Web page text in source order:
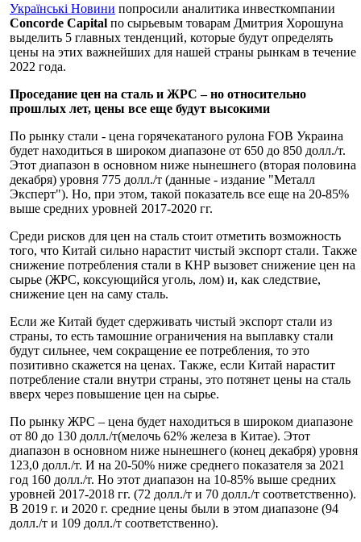
Українські Новини попросили аналитика инвесткомпании
Concorde Capital по сырьевым товарам Дмитрия Хорошуна
выделить 5 главных тенденций, которые будут определять
цены на этих важнейших для нашей страны рынкам в течение
2022 года.
Проседание цен на сталь и ЖРС – но относительно
прошлых лет, цены все еще будут высокими
По рынку стали - цена горячекатаного рулона FOB Украина
будет находиться в широком диапазоне от 650 до 850 долл./т.
Этот диапазон в основном ниже нынешнего (вторая половина
декабря) уровня 775 долл./т (данные - издание "Металл
Эксперт"). Но, при этом, такой показатель все еще на 20-85%
выше средних уровней 2017-2020 гг.
Среди рисков для цен на сталь стоит отметить возможность
того, что Китай сильно нарастит чистый экспорт стали. Также
снижение потребления стали в КНР вызовет снижение цен на
сырье (ЖРС, коксующийся уголь, лом) и, как следствие,
снижение цен на саму сталь.
Если же Китай будет сдерживать чистый экспорт стали из
страны, то есть тамошние ограничения на выплавку стали
будут сильнее, чем сокращение ее потребления, то это
позитивно скажется на ценах. Также, если Китай нарастит
потребление стали внутри страны, это потянет цены на сталь
вверх через повышение цен на сырье.
По рынку ЖРС – цена будет находиться в широком диапазоне
от 80 до 130 долл./т(мелочь 62% железа в Китае). Этот
диапазон в основном ниже нынешнего (конец декабря) уровня
123,0 долл./т. И на 20-50% ниже среднего показателя за 2021
год 160 долл./т. Но этот диапазон на 10-85% выше средних
уровней 2017-2018 гг. (72 долл./т и 70 долл./т соответственно).
В 2019 г. и 2020 г. средние цены были в этом диапазоне (94
долл./т и 109 долл./т соответственно).